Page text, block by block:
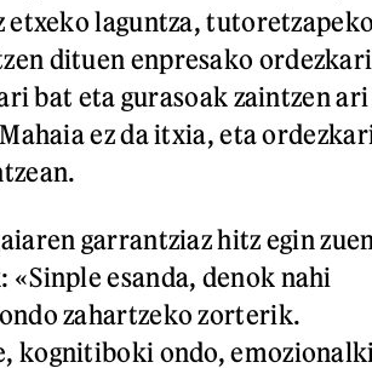
etxeko laguntza,
dituen enpresako ordezkari
bat eta gurasoak zaintzen ari
ez da itxia, eta
garrantziaz hitz egin
esanda, denok nahi
zahartzeko zorterik.
kognitiboki ondo,